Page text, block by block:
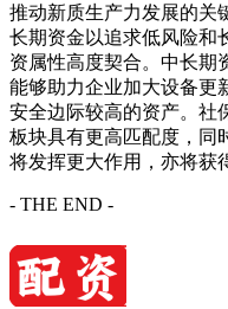
推动新质生产力发展的关
长期资金以追求低风险和
资属性高度契合。中长期
能够助力企业加大设备更
安全边际较高的资产。社
板块具有更高匹配度，同
将发挥更大作用，亦将获
- THE END -